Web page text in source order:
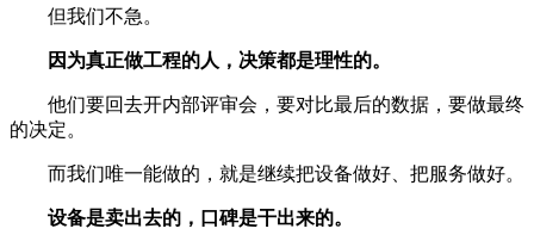
但我们不急。
因为真正做工程的人，决策都是理性的。
他们要回去开内部评审会，要对比最后的数据，要做最终
的决定。
而我们唯一能做的，就是继续把设备做好、把服务做好。
设备是卖出去的，口碑是干出来的。